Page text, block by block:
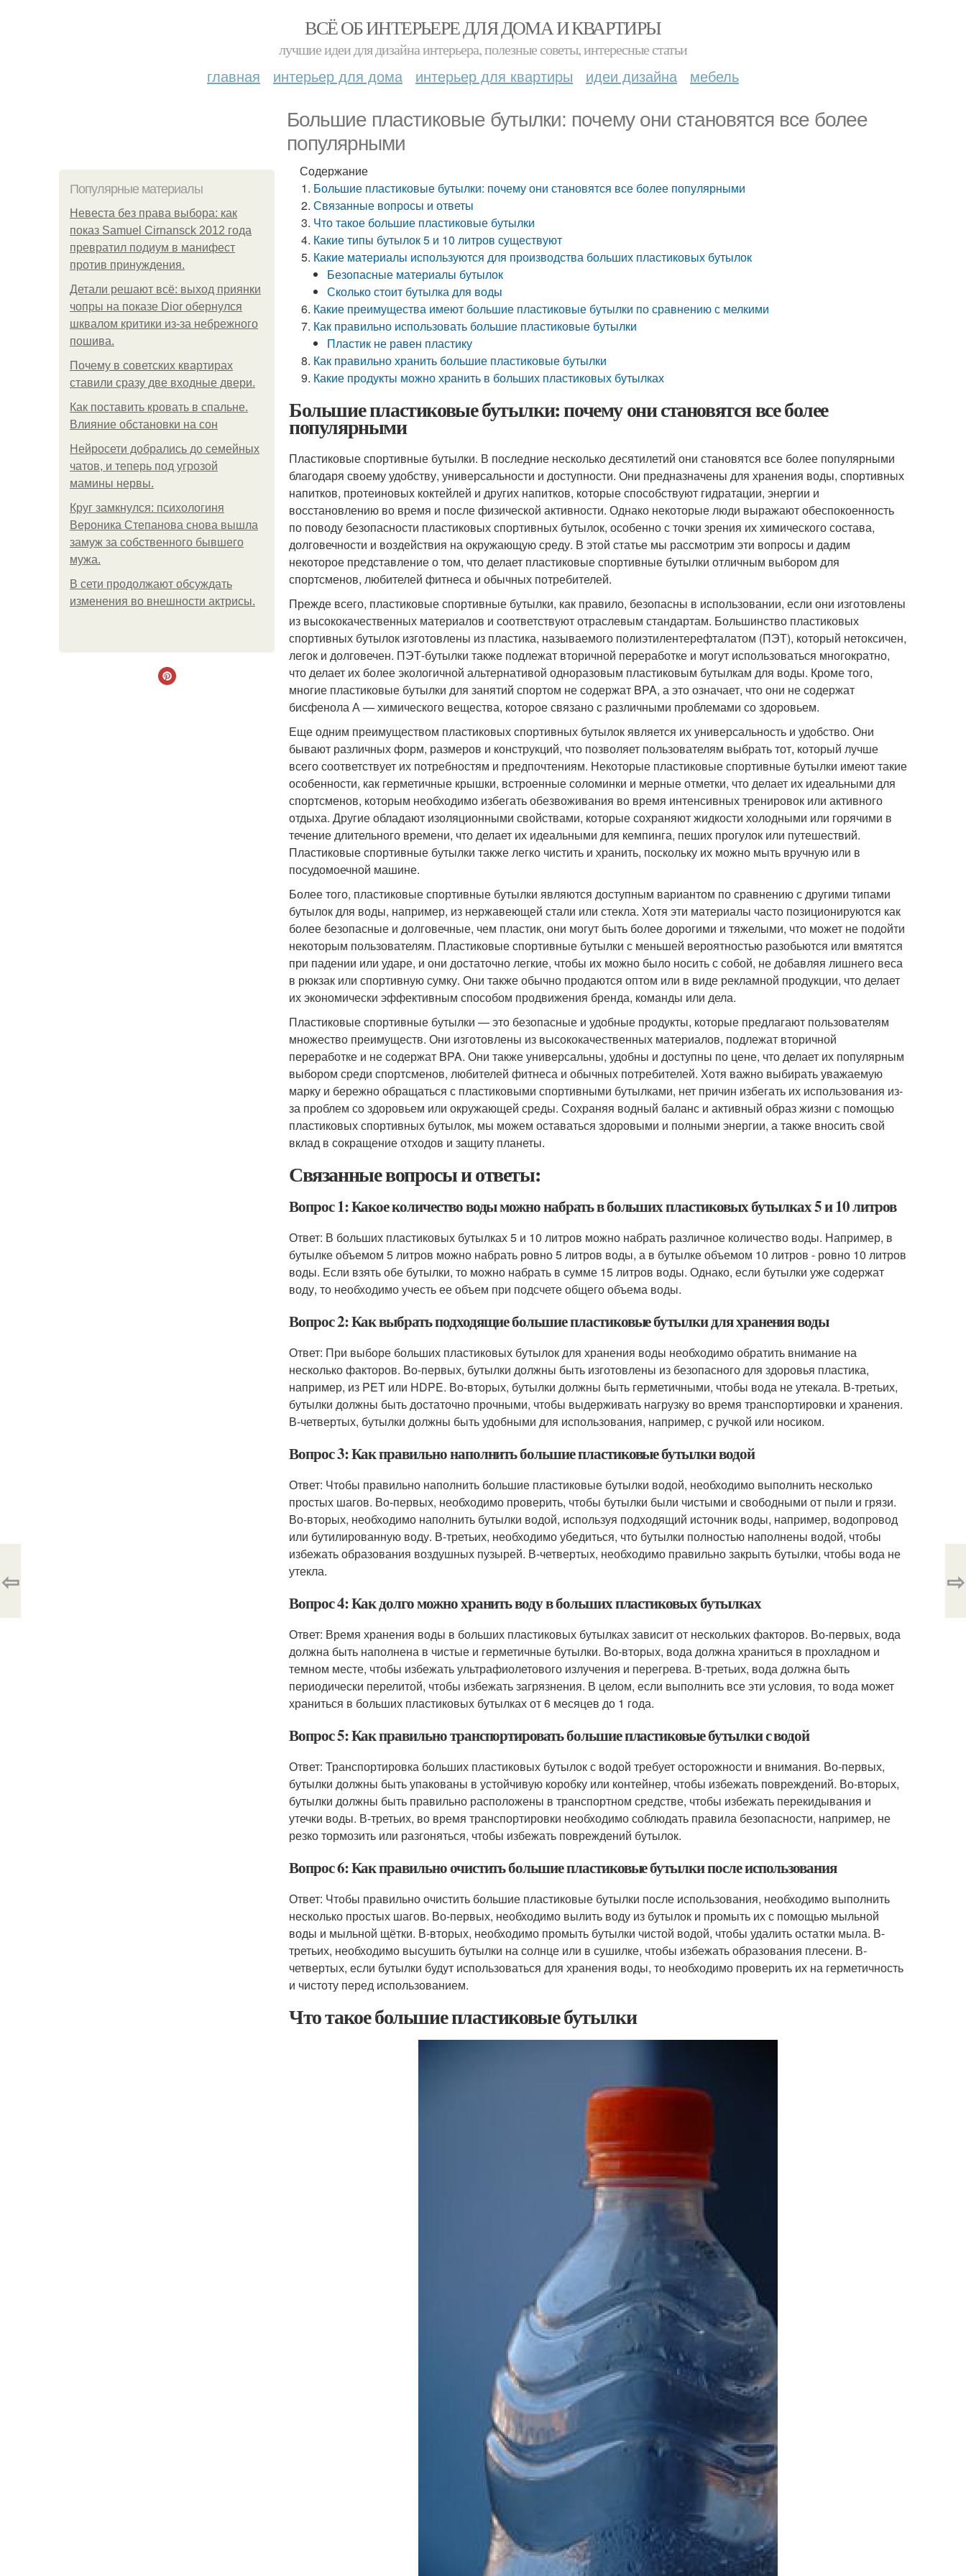
ВСЁ ОБ ИНТЕРЬЕРЕ ДЛЯ ДОМА И КВАРТИРЫ
лучшие идеи для дизайна интерьера, полезные советы, интересные статьи
главная интерьер для дома интерьер для квартиры идеи дизайна мебель
Большие пластиковые бутылки: почему они становятся все более
популярными
Популярные материалы
Невеста без права выбора: как
показ Samuel Cirnansck 2012 года
превратил подиум в манифест
против принуждения.
Детали решают всё: выход приянки
чопры на показе Dior обернулся
шквалом критики из-за небрежного
пошива.
Почему в советских квартирах
ставили сразу две входные двери.
Как поставить кровать в спальне.
Влияние обстановки на сон
Нейросети добрались до семейных
чатов, и теперь под угрозой
мамины нервы.
Круг замкнулся: психологиня
Вероника Степанова снова вышла
замуж за собственного бывшего
мужа.
В сети продолжают обсуждать
изменения во внешности актрисы.
Содержание
Большие пластиковые бутылки: почему они становятся все более популярными
Связанные вопросы и ответы
Что такое большие пластиковые бутылки
Какие типы бутылок 5 и 10 литров существуют
Какие материалы используются для производства больших пластиковых бутылок
Безопасные материалы бутылок
Сколько стоит бутылка для воды
Какие преимущества имеют большие пластиковые бутылки по сравнению с мелкими
Как правильно использовать большие пластиковые бутылки
Пластик не равен пластику
Как правильно хранить большие пластиковые бутылки
Какие продукты можно хранить в больших пластиковых бутылках
Большие пластиковые бутылки: почему они становятся все более
популярными
Пластиковые спортивные бутылки. В последние несколько десятилетий они становятся все более популярными
благодаря своему удобству, универсальности и доступности. Они предназначены для хранения воды, спортивных
напитков, протеиновых коктейлей и других напитков, которые способствуют гидратации, энергии и
восстановлению во время и после физической активности. Однако некоторые люди выражают обеспокоенность
по поводу безопасности пластиковых спортивных бутылок, особенно с точки зрения их химического состава,
долговечности и воздействия на окружающую среду. В этой статье мы рассмотрим эти вопросы и дадим
некоторое представление о том, что делает пластиковые спортивные бутылки отличным выбором для
спортсменов, любителей фитнеса и обычных потребителей.
Прежде всего, пластиковые спортивные бутылки, как правило, безопасны в использовании, если они изготовлены
из высококачественных материалов и соответствуют отраслевым стандартам. Большинство пластиковых
спортивных бутылок изготовлены из пластика, называемого полиэтилентерефталатом (ПЭТ), который нетоксичен,
легок и долговечен. ПЭТ-бутылки также подлежат вторичной переработке и могут использоваться многократно,
что делает их более экологичной альтернативой одноразовым пластиковым бутылкам для воды. Кроме того,
многие пластиковые бутылки для занятий спортом не содержат BPA, а это означает, что они не содержат
бисфенола А — химического вещества, которое связано с различными проблемами со здоровьем.
Еще одним преимуществом пластиковых спортивных бутылок является их универсальность и удобство. Они
бывают различных форм, размеров и конструкций, что позволяет пользователям выбрать тот, который лучше
всего соответствует их потребностям и предпочтениям. Некоторые пластиковые спортивные бутылки имеют такие
особенности, как герметичные крышки, встроенные соломинки и мерные отметки, что делает их идеальными для
спортсменов, которым необходимо избегать обезвоживания во время интенсивных тренировок или активного
отдыха. Другие обладают изоляционными свойствами, которые сохраняют жидкости холодными или горячими в
течение длительного времени, что делает их идеальными для кемпинга, пеших прогулок или путешествий.
Пластиковые спортивные бутылки также легко чистить и хранить, поскольку их можно мыть вручную или в
посудомоечной машине.
Более того, пластиковые спортивные бутылки являются доступным вариантом по сравнению с другими типами
бутылок для воды, например, из нержавеющей стали или стекла. Хотя эти материалы часто позиционируются как
более безопасные и долговечные, чем пластик, они могут быть более дорогими и тяжелыми, что может не подойти
некоторым пользователям. Пластиковые спортивные бутылки с меньшей вероятностью разобьются или вмятятся
при падении или ударе, и они достаточно легкие, чтобы их можно было носить с собой, не добавляя лишнего веса
в рюкзак или спортивную сумку. Они также обычно продаются оптом или в виде рекламной продукции, что делает
их экономически эффективным способом продвижения бренда, команды или дела.
Пластиковые спортивные бутылки — это безопасные и удобные продукты, которые предлагают пользователям
множество преимуществ. Они изготовлены из высококачественных материалов, подлежат вторичной
переработке и не содержат BPA. Они также универсальны, удобны и доступны по цене, что делает их популярным
выбором среди спортсменов, любителей фитнеса и обычных потребителей. Хотя важно выбирать уважаемую
марку и бережно обращаться с пластиковыми спортивными бутылками, нет причин избегать их использования из-
за проблем со здоровьем или окружающей среды. Сохраняя водный баланс и активный образ жизни с помощью
пластиковых спортивных бутылок, мы можем оставаться здоровыми и полными энергии, а также вносить свой
вклад в сокращение отходов и защиту планеты.
Связанные вопросы и ответы:
Вопрос 1: Какое количество воды можно набрать в больших пластиковых бутылках 5 и 10 литров
Ответ: В больших пластиковых бутылках 5 и 10 литров можно набрать различное количество воды. Например, в
бутылке объемом 5 литров можно набрать ровно 5 литров воды, а в бутылке объемом 10 литров - ровно 10 литров
воды. Если взять обе бутылки, то можно набрать в сумме 15 литров воды. Однако, если бутылки уже содержат
воду, то необходимо учесть ее объем при подсчете общего объема воды.
Вопрос 2: Как выбрать подходящие большие пластиковые бутылки для хранения воды
Ответ: При выборе больших пластиковых бутылок для хранения воды необходимо обратить внимание на
несколько факторов. Во-первых, бутылки должны быть изготовлены из безопасного для здоровья пластика,
например, из PET или HDPE. Во-вторых, бутылки должны быть герметичными, чтобы вода не утекала. В-третьих,
бутылки должны быть достаточно прочными, чтобы выдерживать нагрузку во время транспортировки и хранения.
В-четвертых, бутылки должны быть удобными для использования, например, с ручкой или носиком.
Вопрос 3: Как правильно наполнить большие пластиковые бутылки водой
Ответ: Чтобы правильно наполнить большие пластиковые бутылки водой, необходимо выполнить несколько
простых шагов. Во-первых, необходимо проверить, чтобы бутылки были чистыми и свободными от пыли и грязи.
Во-вторых, необходимо наполнить бутылки водой, используя подходящий источник воды, например, водопровод
или бутилированную воду. В-третьих, необходимо убедиться, что бутылки полностью наполнены водой, чтобы
избежать образования воздушных пузырей. В-четвертых, необходимо правильно закрыть бутылки, чтобы вода не
утекла.
Вопрос 4: Как долго можно хранить воду в больших пластиковых бутылках
Ответ: Время хранения воды в больших пластиковых бутылках зависит от нескольких факторов. Во-первых, вода
должна быть наполнена в чистые и герметичные бутылки. Во-вторых, вода должна храниться в прохладном и
темном месте, чтобы избежать ультрафиолетового излучения и перегрева. В-третьих, вода должна быть
периодически перелитой, чтобы избежать загрязнения. В целом, если выполнить все эти условия, то вода может
храниться в больших пластиковых бутылках от 6 месяцев до 1 года.
Вопрос 5: Как правильно транспортировать большие пластиковые бутылки с водой
Ответ: Транспортировка больших пластиковых бутылок с водой требует осторожности и внимания. Во-первых,
бутылки должны быть упакованы в устойчивую коробку или контейнер, чтобы избежать повреждений. Во-вторых,
бутылки должны быть правильно расположены в транспортном средстве, чтобы избежать перекидывания и
утечки воды. В-третьих, во время транспортировки необходимо соблюдать правила безопасности, например, не
резко тормозить или разгоняться, чтобы избежать повреждений бутылок.
Вопрос 6: Как правильно очистить большие пластиковые бутылки после использования
Ответ: Чтобы правильно очистить большие пластиковые бутылки после использования, необходимо выполнить
несколько простых шагов. Во-первых, необходимо вылить воду из бутылок и промыть их с помощью мыльной
воды и мыльной щётки. В-вторых, необходимо промыть бутылки чистой водой, чтобы удалить остатки мыла. В-
третьих, необходимо высушить бутылки на солнце или в сушилке, чтобы избежать образования плесени. В-
четвертых, если бутылки будут использоваться для хранения воды, то необходимо проверить их на герметичность
и чистоту перед использованием.
Что такое большие пластиковые бутылки
⇦ ⇨